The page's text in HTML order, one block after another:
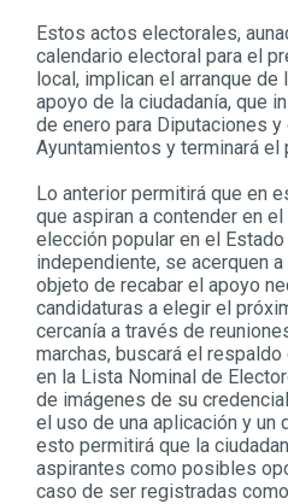
Estos actos electorales,
calendario electoral para el
local, implican el arranque de
apoyo de la ciudadanía, que
de enero para Diputaciones
Ayuntamientos y terminará
Lo anterior permitirá que en
que aspiran a contender en
elección popular en el
independiente, se acerquen
objeto de recabar el apoyo
candidaturas a elegir el
cercanía a través de
marchas, buscará el
en la Lista Nominal de
de imágenes de su
el uso de una aplicación y
esto permitirá que la
aspirantes como posibles
caso de ser registradas